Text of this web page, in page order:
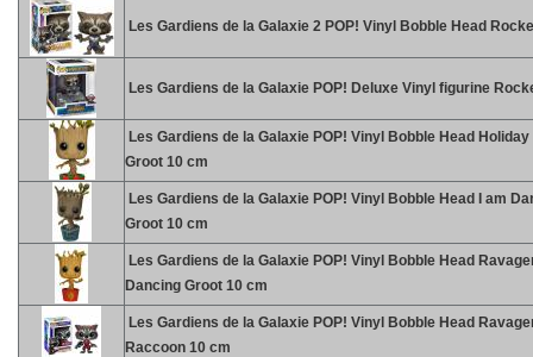
Les Gardiens de la Galaxie 2 POP! Vinyl Bobble Head
Les Gardiens de la Galaxie POP! Deluxe Vinyl figurine
Les Gardiens de la Galaxie POP! Vinyl Bobble Head
Groot 10 cm
Les Gardiens de la Galaxie POP! Vinyl Bobble Head I am
Groot 10 cm
Les Gardiens de la Galaxie POP! Vinyl Bobble Head
Dancing Groot 10 cm
Les Gardiens de la Galaxie POP! Vinyl Bobble Head
Raccoon 10 cm